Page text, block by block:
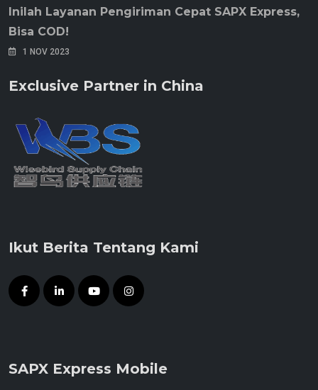
Inilah Layanan Pengiriman Cepat SAPX Express,
Bisa COD!
1 NOV 2023
Exclusive Partner in China
Ikut Berita Tentang Kami
SAPX Express Mobile